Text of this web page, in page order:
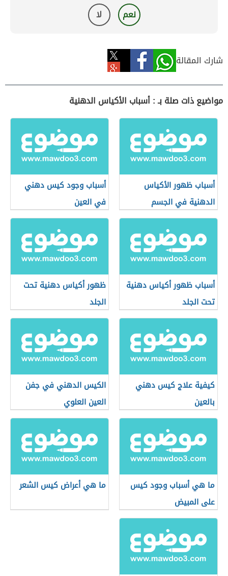
نعم لا
شارك المقالة
مواضيع ذات صلة بـ : أسباب الأكياس الدهنية
أسباب ظهور الأكياس
الدهنية في الجسم
أسباب وجود كيس دهني
في العين
أسباب ظهور أكياس دهنية
تحت الجلد
ظهور أكياس دهنية تحت
الجلد
كيفية علاج كيس دهني
بالعين
الكيس الدهني في جفن
العين العلوي
ما هي أسباب وجود كيس
على المبيض
ما هي أعراض كيس الشعر